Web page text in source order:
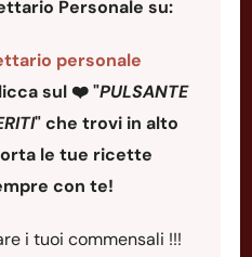
Personale su:
personale
sul ❤️ "PULSANTE
"che trovi in alto
le tue ricette
con te!
i tuoi commensali !!!